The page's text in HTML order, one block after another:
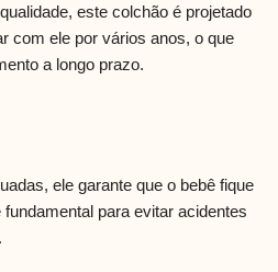
este colchão é projetado
com ele por vários anos, o que
a longo prazo.
ele garante que o bebê fique
para evitar acidentes